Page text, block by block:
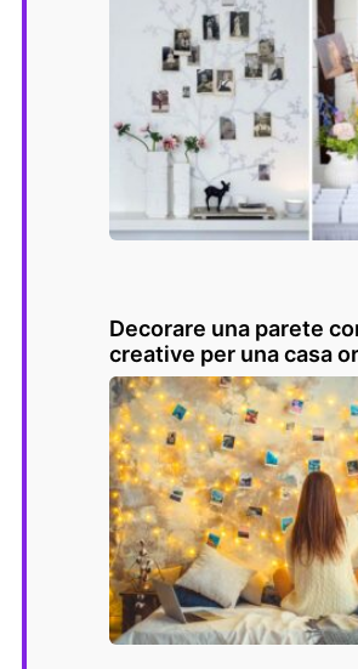
Decorare una parete
creative per una casa